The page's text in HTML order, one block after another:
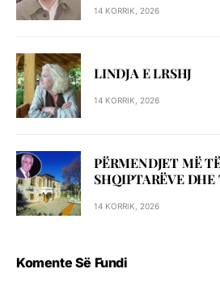
14 KORRIK, 2026
LINDJA E LRSHJ
14 KORRIK, 2026
PËRMENDJET MË
SHQIPTARËVE DHE
14 KORRIK, 2026
Komente Së Fundi